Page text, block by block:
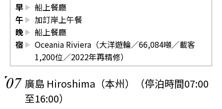
早
船上餐廳
午
加訂岸上午餐
晚
船上餐廳
宿
Oceania Riviera（大洋遊輪／66,084噸／載客
1,200位／2022年再精修）
07 廣島 Hiroshima（本州）（停泊時間07:00
至16:00）